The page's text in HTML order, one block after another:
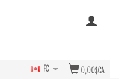
0,00$CA
FC